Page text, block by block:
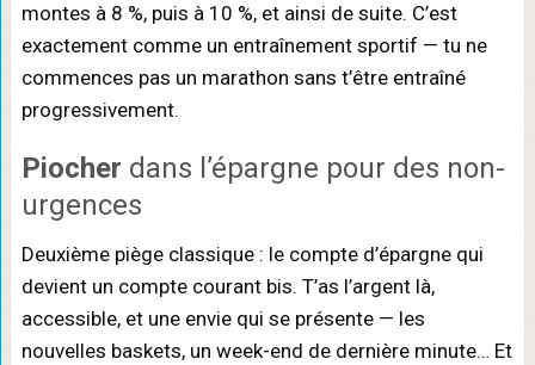
montes à 8 %, puis à 10 %, et ainsi de suite. C’est
exactement comme un entraînement sportif — tu ne
commences pas un marathon sans t’être entraîné
progressivement.
Piocher dans l’épargne pour des non-
urgences
Deuxième piège classique : le compte d’épargne qui
devient un compte courant bis. T’as l’argent là,
accessible, et une envie qui se présente — les
nouvelles baskets, un week-end de dernière minute… Et